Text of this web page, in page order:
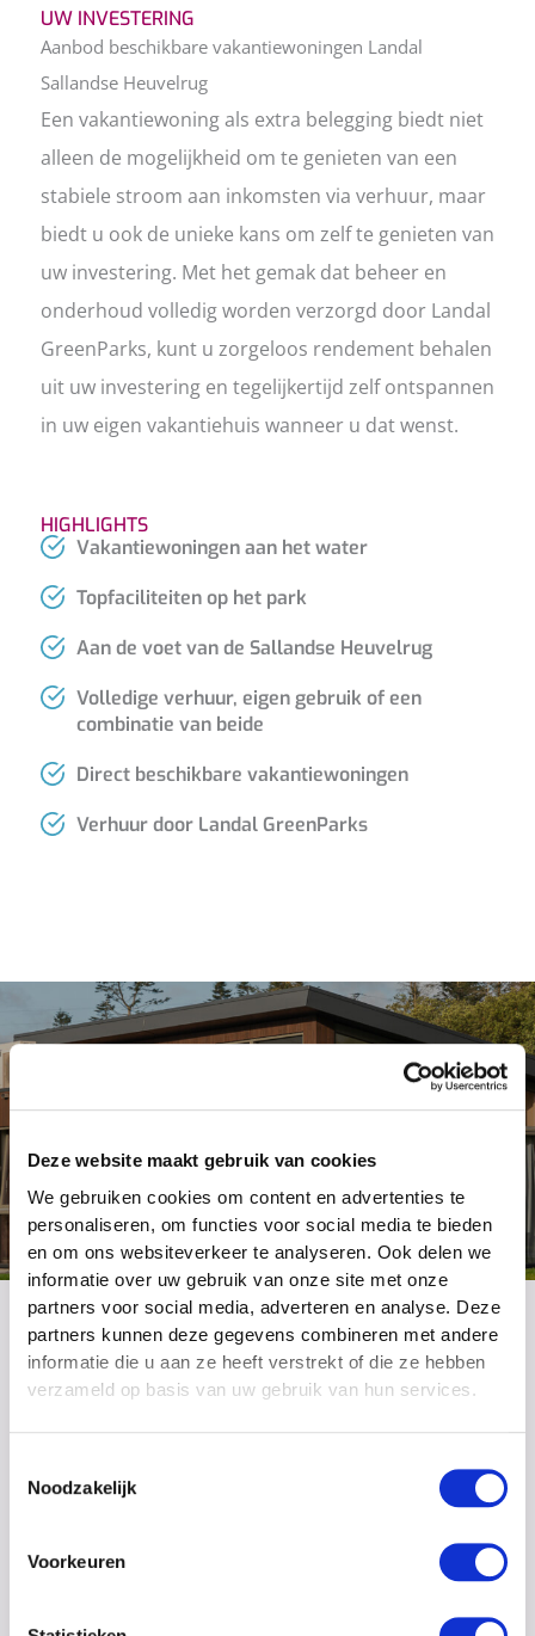
Deze website maakt gebruik van cookies
We gebruiken cookies om content en advertenties te
personaliseren, om functies voor social media te bieden
en om ons websiteverkeer te analyseren. Ook delen we
informatie over uw gebruik van onze site met onze
partners voor social media, adverteren en analyse. Deze
partners kunnen deze gegevens combineren met andere
informatie die u aan ze heeft verstrekt of die ze hebben
verzameld op basis van uw gebruik van hun services.
Noodzakelijk
Voorkeuren
UW INVESTERING
Aanbod beschikbare vakantiewoningen Landal
Sallandse Heuvelrug
Een vakantiewoning als extra belegging biedt niet
alleen de mogelijkheid om te genieten van een
stabiele stroom aan inkomsten via verhuur, maar
biedt u ook de unieke kans om zelf te genieten van
uw investering. Met het gemak dat beheer en
onderhoud volledig worden verzorgd door Landal
GreenParks, kunt u zorgeloos rendement behalen
uit uw investering en tegelijkertijd zelf ontspannen
in uw eigen vakantiehuis wanneer u dat wenst.
HIGHLIGHTS
Vakantiewoningen aan het water
Topfaciliteiten op het park
Aan de voet van de Sallandse Heuvelrug
Volledige verhuur, eigen gebruik of een
combinatie van beide
Direct beschikbare vakantiewoningen
Verhuur door Landal GreenParks
Kom langs en ontdek Landal
Sallandse Heuvelrug
Plan uw bezichtiging
Met de aankoop van een vakantiewoning investeert
rendement. U kunt de woning zorgeloos laten